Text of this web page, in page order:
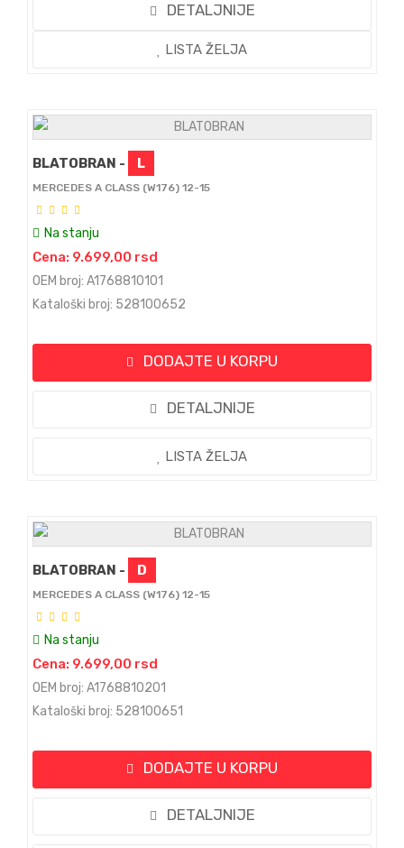
DETALJNIJE
LISTA ŽELJA
BLATOBRAN - L
MERCEDES A CLASS (W176) 12-15
Na stanju
Cena: 9.699,00 rsd
OEM broj: A1768810101
Kataloški broj: 528100652
DODAJTE U KORPU
DETALJNIJE
LISTA ŽELJA
BLATOBRAN - D
MERCEDES A CLASS (W176) 12-15
Na stanju
Cena: 9.699,00 rsd
OEM broj: A1768810201
Kataloški broj: 528100651
DODAJTE U KORPU
DETALJNIJE